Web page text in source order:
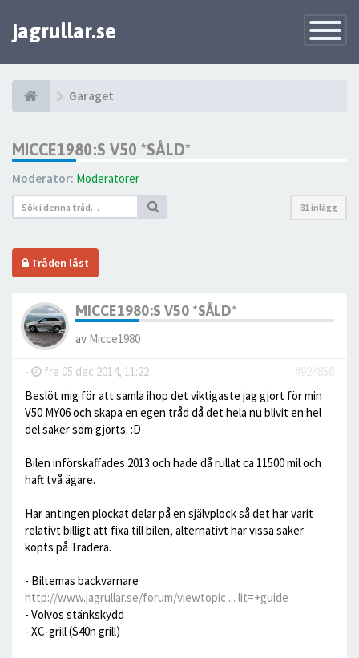
Toggle
jagrullar.se
Garaget
MICCE1980:S V50 *SÅLD*
Moderator: Moderatorer
81 inlägg
Tråden låst
MICCE1980:S V50 *SÅLD*
av Micce1980
- fre 05 dec 2014, 11:22
#924856
Beslöt mig för att samla ihop det viktigaste jag gjort för min
V50 MY06 och skapa en egen tråd då det hela nu blivit en hel
del saker som gjorts. :D
Bilen införskaffades 2013 och hade då rullat ca 11500 mil och
haft två ägare.
Har antingen plockat delar på en självplock så det har varit
relativt billigt att fixa till bilen, alternativt har vissa saker
köpts på Tradera.
- Biltemas backvarnare
http://www.jagrullar.se/forum/viewtopic ... lit=+guide
- Volvos stänkskydd
- XC-grill (S40n grill)